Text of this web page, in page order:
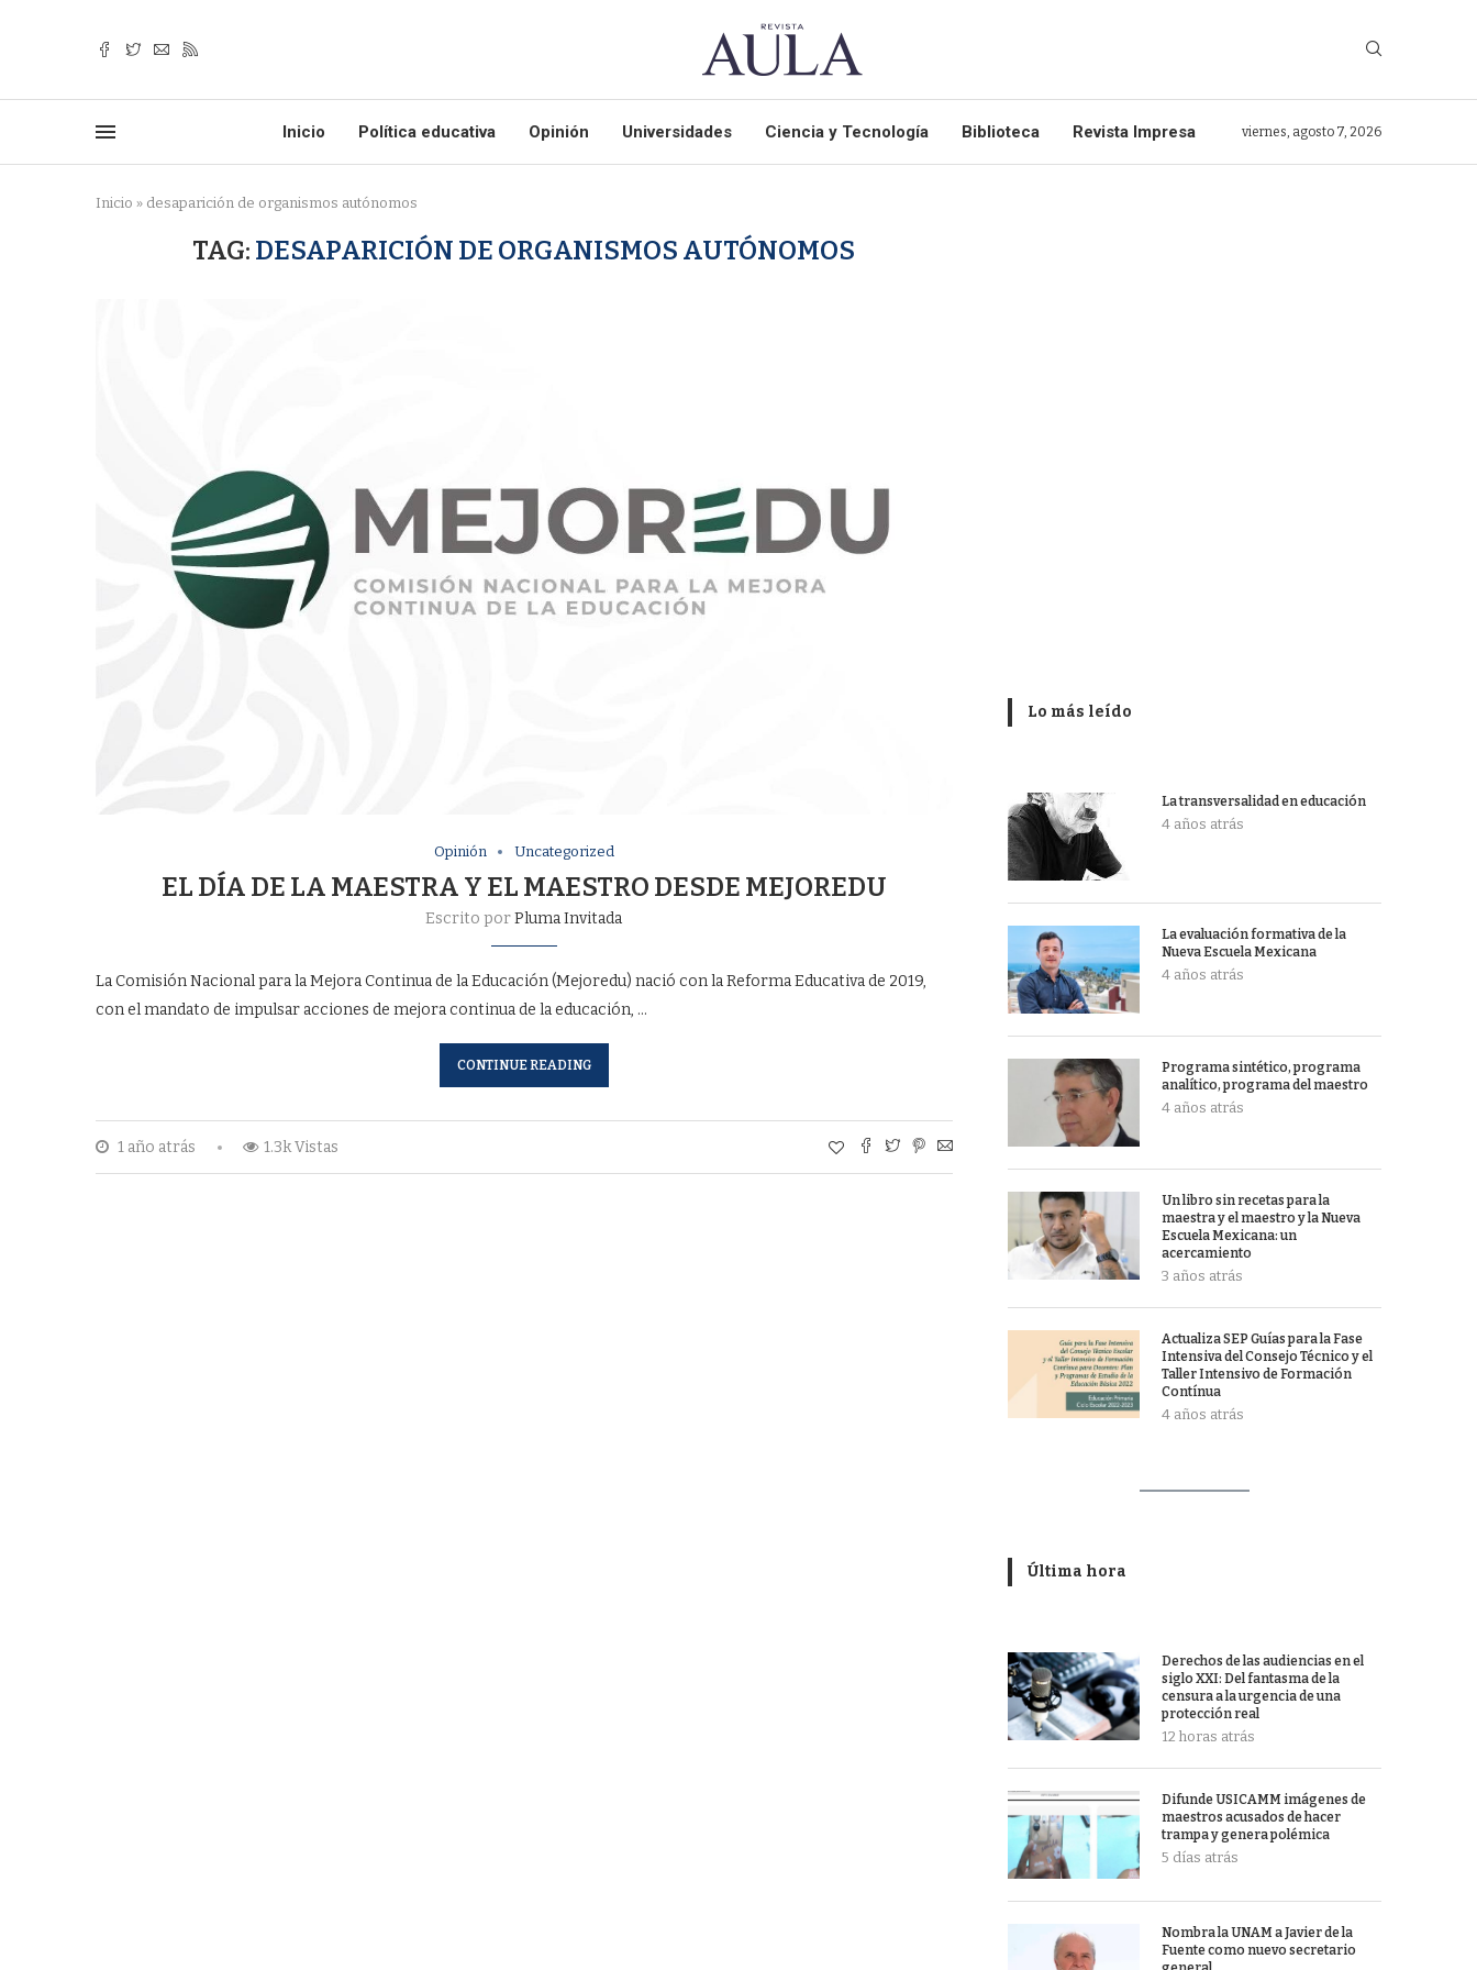
Inicio Política educativa Opinión Universidades Ciencia y Tecnología Biblioteca Revista Impresa viernes, agosto 7, 2026
Inicio » desaparición de organismos autónomos
TAG: DESAPARICIÓN DE ORGANISMOS AUTÓNOMOS
Opinión Uncategorized
EL DÍA DE LA MAESTRA Y EL MAESTRO DESDE MEJOREDU
Escrito porPluma Invitada
La Comisión Nacional para la Mejora Continua de la Educación (Mejoredu) nació con la Reforma Educativa de 2019,
con el mandato de impulsar acciones de mejora continua de la educación, …
CONTINUE READING
1 año atrás 1.3k Vistas
Lo más leído
La transversalidad en educación
4 años atrás
La evaluación formativa de la
Nueva Escuela Mexicana
4 años atrás
Programa sintético, programa
analítico, programa del maestro
4 años atrás
Un libro sin recetas para la
maestra y el maestro y la Nueva
Escuela Mexicana: un
acercamiento
3 años atrás
Actualiza SEP Guías para la Fase
Intensiva del Consejo Técnico y el
Taller Intensivo de Formación
Contínua
4 años atrás
Última hora
Derechos de las audiencias en el
siglo XXI: Del fantasma de la
censura a la urgencia de una
protección real
12 horas atrás
Difunde USICAMM imágenes de
maestros acusados de hacer
trampa y genera polémica
5 días atrás
Nombra la UNAM a Javier de la
Fuente como nuevo secretario